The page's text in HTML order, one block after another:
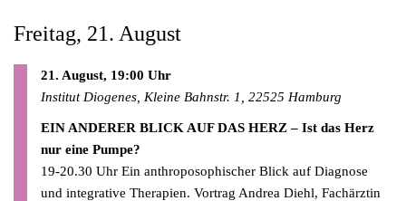
Freitag, 21. August
21. August, 19:00 Uhr
Institut Diogenes, Kleine Bahnstr. 1, 22525 Hamburg
EIN ANDERER BLICK AUF DAS HERZ – Ist das Herz
nur eine Pumpe?
19-20.30 Uhr Ein anthroposophischer Blick auf Diagnose
und integrative Therapien. Vortrag Andrea Diehl, Fachärztin